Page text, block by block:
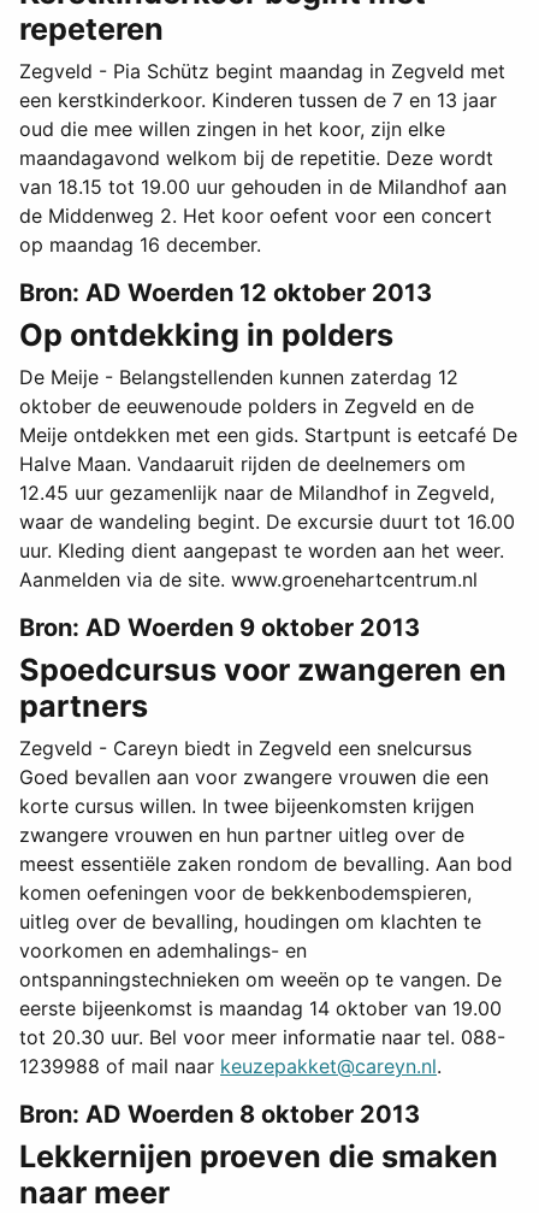
repeteren
Zegveld - Pia Schütz begint maandag in Zegveld met
een kerstkinderkoor. Kinderen tussen de 7 en 13 jaar
oud die mee willen zingen in het koor, zijn elke
maandagavond welkom bij de repetitie. Deze wordt
van 18.15 tot 19.00 uur gehouden in de Milandhof aan
de Middenweg 2. Het koor oefent voor een concert
op maandag 16 december.
Bron: AD Woerden 12 oktober 2013
Op ontdekking in polders
De Meije - Belangstellenden kunnen zaterdag 12
oktober de eeuwenoude polders in Zegveld en de
Meije ontdekken met een gids. Startpunt is eetcafé De
Halve Maan. Vandaaruit rijden de deelnemers om
12.45 uur gezamenlijk naar de Milandhof in Zegveld,
waar de wandeling begint. De excursie duurt tot 16.00
uur. Kleding dient aangepast te worden aan het weer.
Aanmelden via de site. www.groenehartcentrum.nl
Bron: AD Woerden 9 oktober 2013
Spoedcursus voor zwangeren en
partners
Zegveld - Careyn biedt in Zegveld een snelcursus
Goed bevallen aan voor zwangere vrouwen die een
korte cursus willen. In twee bijeenkomsten krijgen
zwangere vrouwen en hun partner uitleg over de
meest essentiële zaken rondom de bevalling. Aan bod
komen oefeningen voor de bekkenbodemspieren,
uitleg over de bevalling, houdingen om klachten te
voorkomen en ademhalings- en
ontspanningstechnieken om weeën op te vangen. De
eerste bijeenkomst is maandag 14 oktober van 19.00
tot 20.30 uur. Bel voor meer informatie naar tel. 088-
1239988 of mail naar keuzepakket@careyn.nl.
Bron: AD Woerden 8 oktober 2013
Lekkernijen proeven die smaken
naar meer